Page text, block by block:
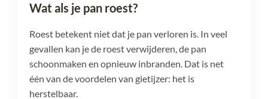
Wat als je pan roest?
Roest betekent niet dat je pan verloren is. In veel
gevallen kan je de roest verwijderen, de pan
schoonmaken en opnieuw inbranden. Dat is net
één van de voordelen van gietijzer: het is
herstelbaar.